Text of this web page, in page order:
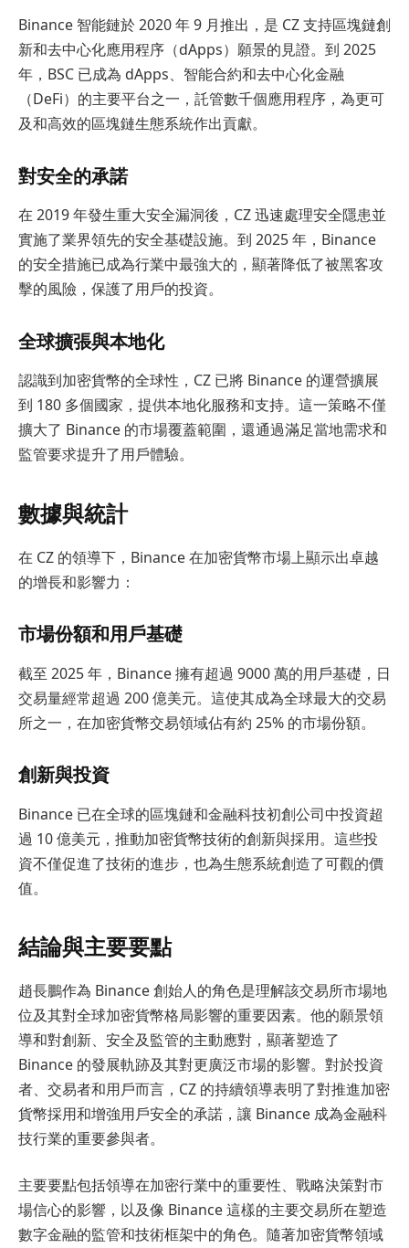
Binance 智能鏈於 2020 年 9 月推出，是 CZ 支持區塊鏈創
新和去中心化應用程序（dApps）願景的見證。到 2025
年，BSC 已成為 dApps、智能合約和去中心化金融
（DeFi）的主要平台之一，託管數千個應用程序，為更可
及和高效的區塊鏈生態系統作出貢獻。
對安全的承諾
在 2019 年發生重大安全漏洞後，CZ 迅速處理安全隱患並
實施了業界領先的安全基礎設施。到 2025 年，Binance
的安全措施已成為行業中最強大的，顯著降低了被黑客攻
擊的風險，保護了用戶的投資。
全球擴張與本地化
認識到加密貨幣的全球性，CZ 已將 Binance 的運營擴展
到 180 多個國家，提供本地化服務和支持。這一策略不僅
擴大了 Binance 的市場覆蓋範圍，還通過滿足當地需求和
監管要求提升了用戶體驗。
數據與統計
在 CZ 的領導下，Binance 在加密貨幣市場上顯示出卓越
的增長和影響力：
市場份額和用戶基礎
截至 2025 年，Binance 擁有超過 9000 萬的用戶基礎，日
交易量經常超過 200 億美元。這使其成為全球最大的交易
所之一，在加密貨幣交易領域佔有約 25% 的市場份額。
創新與投資
Binance 已在全球的區塊鏈和金融科技初創公司中投資超
過 10 億美元，推動加密貨幣技術的創新與採用。這些投
資不僅促進了技術的進步，也為生態系統創造了可觀的價
值。
結論與主要要點
趙長鵬作為 Binance 創始人的角色是理解該交易所市場地
位及其對全球加密貨幣格局影響的重要因素。他的願景領
導和對創新、安全及監管的主動應對，顯著塑造了
Binance 的發展軌跡及其對更廣泛市場的影響。對於投資
者、交易者和用戶而言，CZ 的持續領導表明了對推進加密
貨幣採用和增強用戶安全的承諾，讓 Binance 成為金融科
技行業的重要參與者。
主要要點包括領導在加密行業中的重要性、戰略決策對市
場信心的影響，以及像 Binance 這樣的主要交易所在塑造
數字金融的監管和技術框架中的角色。隨著加密貨幣領域